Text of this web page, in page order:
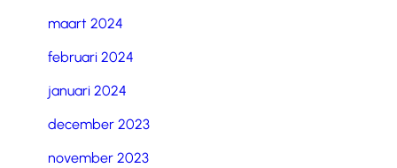
maart 2024
februari 2024
januari 2024
december 2023
november 2023